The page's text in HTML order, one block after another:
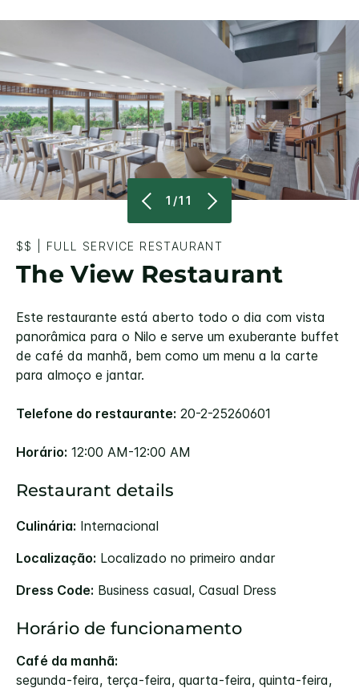
1/11
$$ FULL SERVICE RESTAURANT
The View Restaurant
Este restaurante está aberto todo o dia com vista
panorâmica para o Nilo e serve um exuberante buffet
de café da manhã, bem como um menu a la carte
para almoço e jantar.
Telefone do restaurante: 20-2-25260601
Horário: 12:00 AM-12:00 AM
Restaurant details
Culinária: Internacional
Localização: Localizado no primeiro andar
Dress Code: Business casual, Casual Dress
Horário de funcionamento
Café da manhã:
segunda-feira, terça-feira, quarta-feira, quinta-feira,